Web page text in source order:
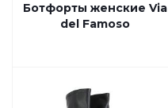
Ботфорты женские Via
del Famoso